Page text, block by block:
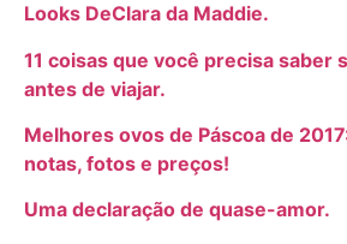
Looks DeClara da Maddie.
11 coisas que você precisa saber
antes de viajar.
Melhores ovos de Páscoa de
notas, fotos e preços!
Uma declaração de quase-amor.